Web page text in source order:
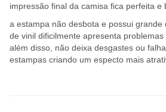
impressão final da camisa fica perfeita e
a estampa não desbota e possui grande
de vinil dificilmente apresenta
além disso, não deixa desgastes ou
estampas criando um especto mais